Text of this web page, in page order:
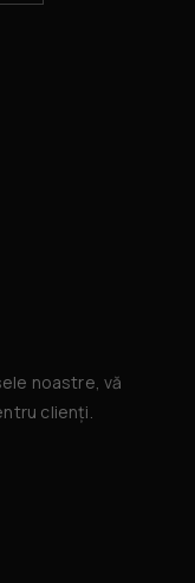
noastre, vă
clienți.​